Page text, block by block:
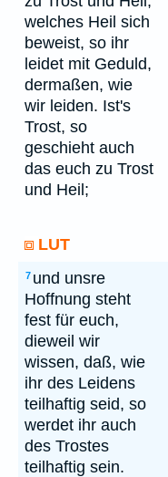
welches Heil sich
beweist, so ihr
leidet mit Geduld,
dermaßen, wie
wir leiden. Ist's
Trost, so
geschieht auch
das euch zu Trost
und Heil;
LUT
7 und unsre
Hoffnung steht
fest für euch,
dieweil wir
wissen, daß, wie
ihr des Leidens
teilhaftig seid, so
werdet ihr auch
des Trostes
teilhaftig sein.